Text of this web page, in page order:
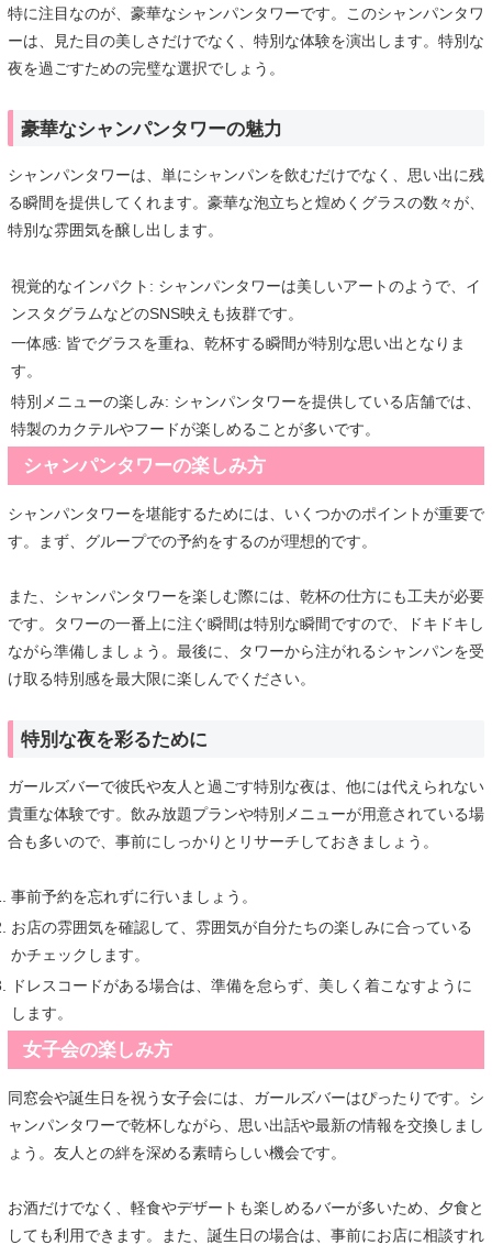
特に注目なのが、豪華なシャンパンタワーです。このシャンパンタワ
ーは、見た目の美しさだけでなく、特別な体験を演出します。特別な
夜を過ごすための完璧な選択でしょう。
豪華なシャンパンタワーの魅力
シャンパンタワーは、単にシャンパンを飲むだけでなく、思い出に残
る瞬間を提供してくれます。豪華な泡立ちと煌めくグラスの数々が、
特別な雰囲気を醸し出します。
視覚的なインパクト: シャンパンタワーは美しいアートのようで、イ
ンスタグラムなどのSNS映えも抜群です。
一体感: 皆でグラスを重ね、乾杯する瞬間が特別な思い出となりま
す。
特別メニューの楽しみ: シャンパンタワーを提供している店舗では、
特製のカクテルやフードが楽しめることが多いです。
シャンパンタワーの楽しみ方
シャンパンタワーを堪能するためには、いくつかのポイントが重要で
す。まず、グループでの予約をするのが理想的です。
また、シャンパンタワーを楽しむ際には、乾杯の仕方にも工夫が必要
です。タワーの一番上に注ぐ瞬間は特別な瞬間ですので、ドキドキし
ながら準備しましょう。最後に、タワーから注がれるシャンパンを受
け取る特別感を最大限に楽しんでください。
特別な夜を彩るために
ガールズバーで彼氏や友人と過ごす特別な夜は、他には代えられない
貴重な体験です。飲み放題プランや特別メニューが用意されている場
合も多いので、事前にしっかりとリサーチしておきましょう。
事前予約を忘れずに行いましょう。
お店の雰囲気を確認して、雰囲気が自分たちの楽しみに合っている
かチェックします。
ドレスコードがある場合は、準備を怠らず、美しく着こなすように
します。
女子会の楽しみ方
同窓会や誕生日を祝う女子会には、ガールズバーはぴったりです。シ
ャンパンタワーで乾杯しながら、思い出話や最新の情報を交換しまし
ょう。友人との絆を深める素晴らしい機会です。
お酒だけでなく、軽食やデザートも楽しめるバーが多いため、夕食と
しても利用できます。また、誕生日の場合は、事前にお店に相談すれ